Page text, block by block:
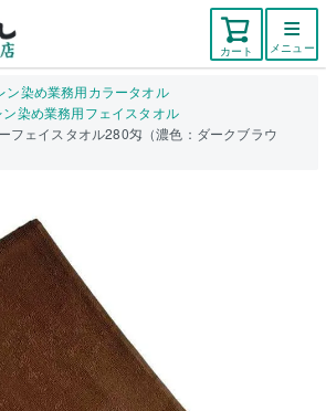
カート メニュー
ン染め業務用カラータオル
染め業務用フェイスタオル
フェイスタオル280匁（濃色：ダークブラウ